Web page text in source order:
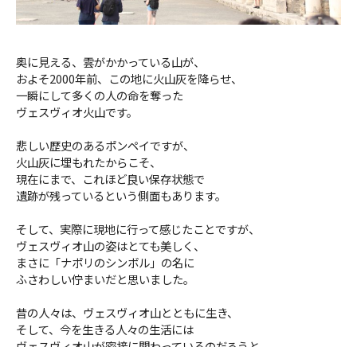
奥に見える、雲がかかっている山が、
およそ2000年前、この地に火山灰を降らせ、
一瞬にして多くの人の命を奪った
ヴェスヴィオ火山です。
悲しい歴史のあるポンペイですが、
火山灰に埋もれたからこそ、
現在にまで、これほど良い保存状態で
遺跡が残っているという側面もあります。
そして、実際に現地に行って感じたことですが、
ヴェスヴィオ山の姿はとても美しく、
まさに「ナポリのシンボル」の名に
ふさわしい佇まいだと思いました。
昔の人々は、ヴェスヴィオ山とともに生き、
そして、今を生きる人々の生活には